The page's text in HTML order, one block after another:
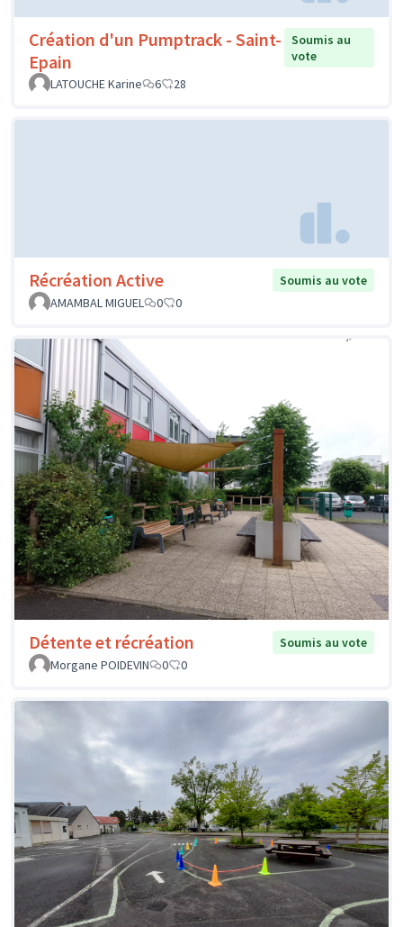
Création d'un Pumptrack - Saint-
Epain
Soumis au
vote
LATOUCHE Karine
6 28
Récréation Active
Soumis au vote
AMAMBAL MIGUEL
0 0
Détente et récréation
Soumis au vote
Morgane POIDEVIN
0 0